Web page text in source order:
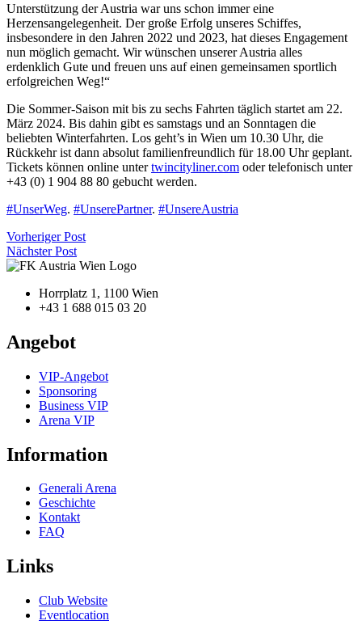
Unterstützung der Austria war uns schon immer eine
Herzensangelegenheit. Der große Erfolg unseres Schiffes,
insbesondere in den Jahren 2022 und 2023, hat dieses Engagement
nun möglich gemacht. Wir wünschen unserer Austria alles
erdenklich Gute und freuen uns auf einen gemeinsamen sportlich
erfolgreichen Weg!“
Die Sommer-Saison mit bis zu sechs Fahrten täglich startet am 22.
März 2024. Bis dahin gibt es samstags und an Sonntagen die
beliebten Winterfahrten. Los geht’s in Wien um 10.30 Uhr, die
Rückkehr ist dann absolut familienfreundlich für 18.00 Uhr geplant.
Tickets können online untertwincityliner.com oder telefonisch unter
+43 (0) 1 904 88 80 gebucht werden.
#UnserWeg. #UnserePartner. #UnsereAustria
Vorheriger Post
Nächster Post
Horrplatz 1, 1100 Wien
+43 1 688 015 03 20
Angebot
VIP-Angebot
Sponsoring
Business VIP
Arena VIP
Information
Generali Arena
Geschichte
Kontakt
FAQ
Links
Club Website
Eventlocation